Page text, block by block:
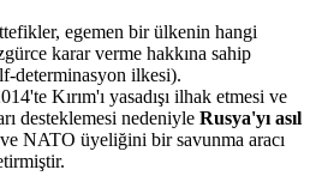
egemen bir ülkenin hangi
karar verme hakkına sahip
determinasyon ilkesi).
Kırım'ı yasadışı ilhak etmesi ve
desteklemesi nedeniyle Rusya'yı asıl
NATO üyeliğini bir savunma aracı